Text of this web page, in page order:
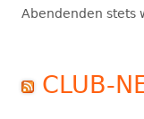
Abendenden stets
CLUB-